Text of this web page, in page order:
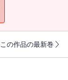
この作品の最新巻